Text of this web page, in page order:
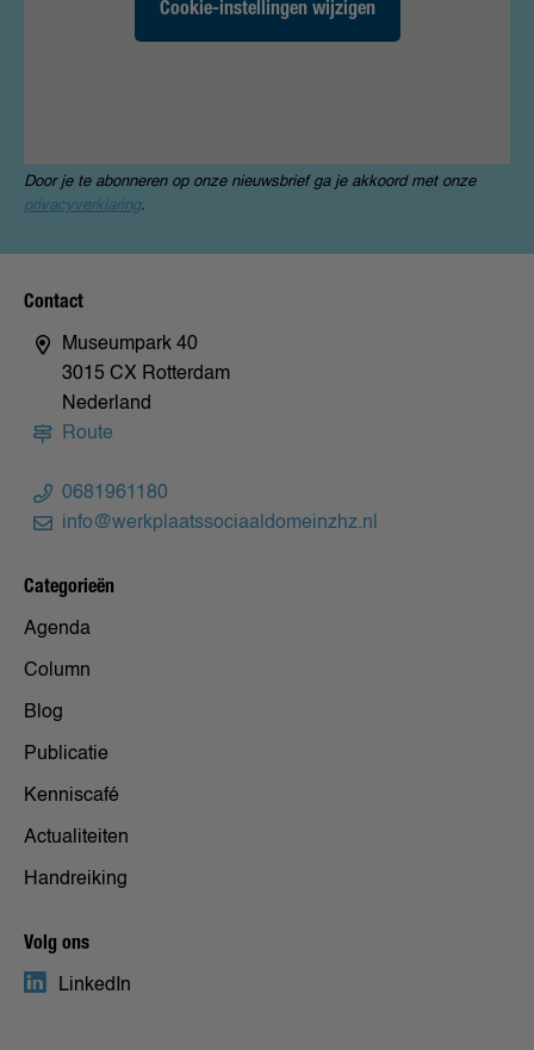
Cookie-instellingen wijzigen
Door je te abonneren op onze nieuwsbrief ga je akkoord met onze
privacyverklaring.
Categorieën
Agenda
Column
Blog
Publicatie
Kenniscafé
Actualiteiten
Handreiking
Contact
Museumpark 40
3015 CX Rotterdam
Nederland
Route
0681961180
info@werkplaatssociaaldomeinzhz.nl
Volg ons
LinkedIn